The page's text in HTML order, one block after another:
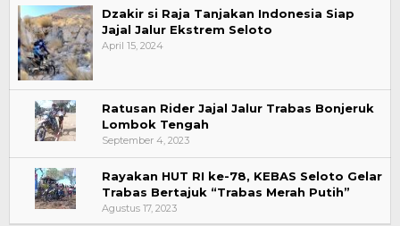
Dzakir si Raja Tanjakan Indonesia Siap
Jajal Jalur Ekstrem Seloto
April 15, 2024
Ratusan Rider Jajal Jalur Trabas Bonjeruk
Lombok Tengah
September 4, 2023
Rayakan HUT RI ke-78, KEBAS Seloto Gelar
Trabas Bertajuk “Trabas Merah Putih”
Agustus 17, 2023